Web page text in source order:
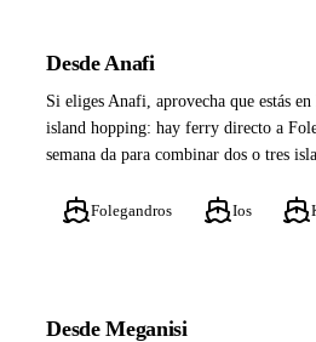
Desde Anafi
Si eliges Anafi, aprovecha que estás
island hopping: hay ferry directo a
semana da para combinar dos o tres
Folegandros Ios
Desde Meganisi